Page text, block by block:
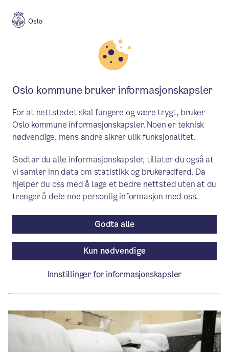
Avfallsinnsamlingen er i gang
igjen
På grunn av kjøreforholdene var det ingen
avfallsinnsamling i Oslo 17. januar. Vi har
startet opp igjen i dag, men folk må
fortsatt forvente forsinkelser
/ Publisert: 18.01.2024
Av Renovasjons- og gjenvinningsetaten
Artikkelen er mer enn ett år gammel.
Oslo kommune bruker informasjonskapsler
For at nettstedet skal fungere og være trygt, bruker
Oslo kommune informasjonskapsler. Noen er teknisk
nødvendige, mens andre sikrer ulik funksjonalitet.
Godtar du alle informasjonskapsler, tillater du også at
vi samler inn data om statistikk og brukeradferd. Da
hjelper du oss med å lage et bedre nettsted uten at du
trenger å dele noe personlig informasjon med oss.
Kun nødvendige
Godta alle
Innstillinger for informasjonskapsler